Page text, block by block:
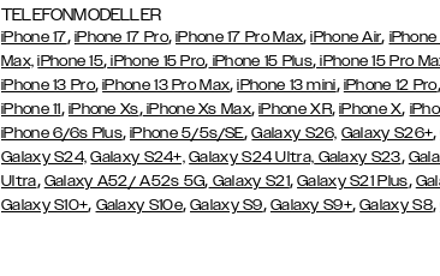
TELEFONMODELLER
iPhone 17, iPhone 17 Pro,iPhone 17 Pro Max,iPhone Air, iPhone
Max, iPhone 15, iPhone 15 Pro, iPhone 15 Plus, iPhone 15 Pro
iPhone 13 Pro,iPhone 13 Pro Max,iPhone 13 mini, iPhone 12 Pro,
iPhone 11, iPhone Xs,iPhone Xs Max,iPhone XR,iPhone X,
iPhone 6/6s Plus,iPhone 5/5s/SE,Galaxy S26, Galaxy S26+,
Galaxy S24, Galaxy S24+, Galaxy S24 Ultra, Galaxy S23,
Ultra, Galaxy A52/ A52s 5G, Galaxy S21,Galaxy S21 Plus,
Galaxy S10+, Galaxy S10e,Galaxy S9, Galaxy S9+,Galaxy S8,